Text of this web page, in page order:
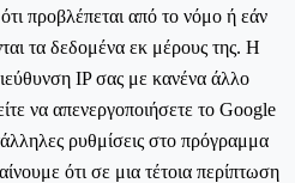
προβλέπεται από το νόμο ή εάν
τα δεδομένα εκ μέρους της. Η
IP σας με κανένα άλλο
να απενεργοποιήσετε το Google
ρυθμίσεις στο πρόγραμμα
ότι σε μια τέτοια περίπτωση